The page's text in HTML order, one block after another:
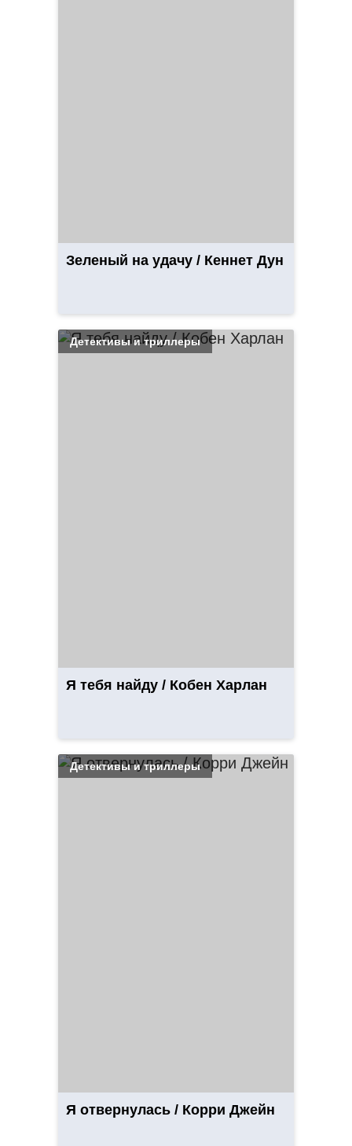
Зеленый на удачу / Кеннет Дун
Детективы и триллеры
Я тебя найду / Кобен Харлан
Детективы и триллеры
Я отвернулась / Корри Джейн